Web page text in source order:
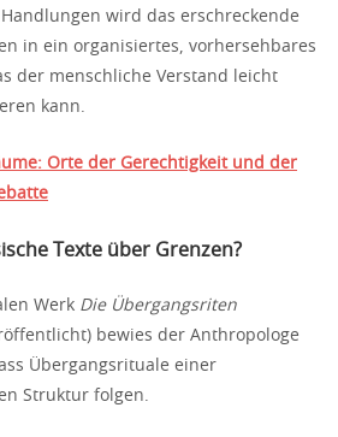
wird das erschreckende
in ein organisiertes, vorhersehbares
der menschliche Verstand leicht
kann.
Orte der Gerechtigkeit und der
Texte über Grenzen?
Werk Die Übergangsriten
bewies der Anthropologe
Übergangsrituale einer
Struktur folgen.